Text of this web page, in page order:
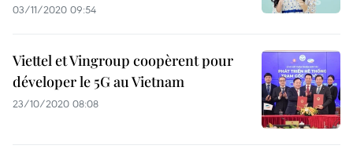
03/11/2020 09:54
Viettel et Vingroup coopèrent pour
déveloper le 5G au Vietnam
23/10/2020 08:08